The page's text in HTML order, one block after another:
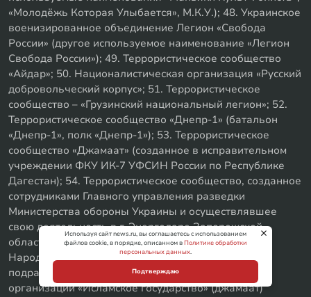
«Молодёжь Которая Улыбается», М.К.У.); 48. Украинское
военизированное объединение Легион «Свобода
России» (другое используемое наименование «Легион
Свобода России»); 49. Террористическое сообщество
«Айдар»; 50. Националистическая организация «Русский
добровольческий корпус»; 51. Террористическое
сообщество – «Грузинский национальный легион»; 52.
Террористическое сообщество «Днепр-1» (батальон
«Днепр-1», полк «Днепр-1»); 53. Террористическое
сообщество «Джамаат» (созданное в исправительном
учреждении ФКУ ИК-7 УФСИН России по Республике
Дагестан); 54. Террористическое сообщество, созданное
сотрудниками Главного управления разведки
Министерства обороны Украины и осуществлявшее
свою деятельность в г. Энергодаре Запорожской
области; 55. Группа «Концепция А.Н.В. (Авангард
Народной Воли)»; 56. Обособленное боевое
подразделение международной террористической
организации «Исламское государство» (джамаат)
Используя сайт news.ru, вы соглашаетесь с использованием
файлов cookie, в порядке, описанном вПолитике обработки
персональных данных.
Подтверждаю